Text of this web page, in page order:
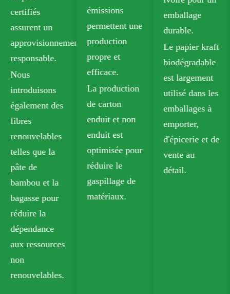
certifiés
assurent un
approvisionnement
responsable.
Nous
introduisons
également des
fibres
renouvelables
telles que la
pâte de
bambou et la
bagasse pour
réduire la
dépendance
aux ressources
non
renouvelables.
émissions
permettent une
production
propre et
efficace.
La production
de carton
enduit et non
enduit est
optimisée pour
réduire le
gaspillage de
matériaux.
emballage
durable.
Le papier kraft
biodégradable
est largement
utilisé dans les
emballages à
emporter,
d'épicerie et de
vente au
détail.